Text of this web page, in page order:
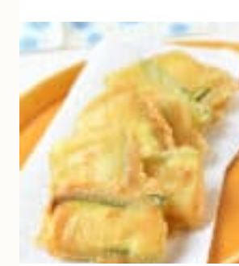
CHOCOLAT
YAOURT
GREC
–
SANS
SORBETIÈRE